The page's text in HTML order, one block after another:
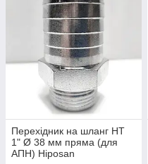
Перехідник на шланг НТ
1" Ø 38 мм пряма (для
АПН) Hiposan